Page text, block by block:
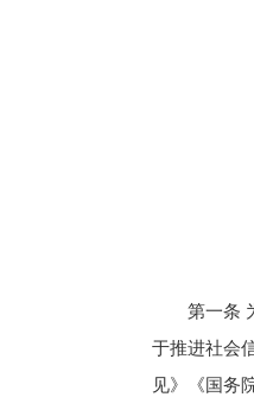
第一条 为
于推进社会
见》《国务